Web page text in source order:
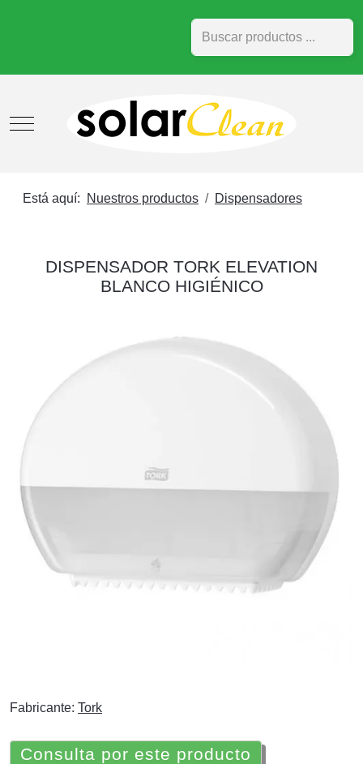
Buscar
Mobile Menu Toggle
Está aquí: Nuestros productos Dispensadores
DISPENSADOR TORK ELEVATION
BLANCO HIGIÉNICO
Fabricante: Tork
Consulta por este producto